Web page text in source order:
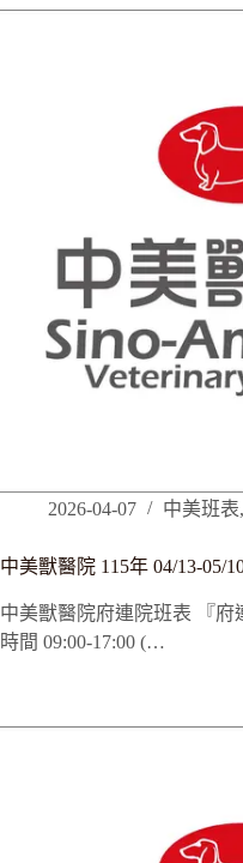
2026-04-07 中美班表,
中美獸醫院 115年 04/13-05/
中美獸醫院府連院班表 『
時間 09:00-17:00 (…